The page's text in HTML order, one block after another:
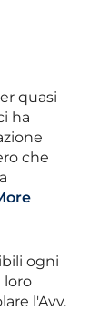
quasi
ha
che
ogni
loro
l'Avv.